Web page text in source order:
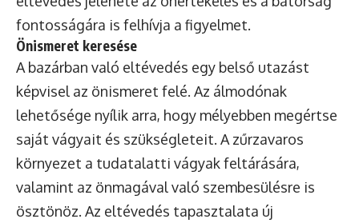
fontosságára is felhívja a figyelmet.
Önismeret keresése
A bazárban való eltévedés egy belső utazást
képvisel az önismeret felé. Az álmodónak
lehetősége nyílik arra, hogy mélyebben megértse
saját vágyait és szükségleteit. A zűrzavaros
környezet a tudatalatti vágyak feltárására,
valamint az önmagával való szembesülésre is
ösztönöz. Az eltévedés tapasztalata új